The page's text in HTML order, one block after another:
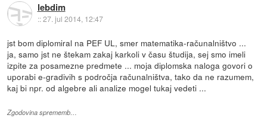
lebdim
::27. jul 2014, 12:47
jst bom diplomiral na PEF UL, smer matematika-računalništvo ...
ja, samo jst ne štekam zakaj karkoli v času študija, sej smo imeli
izpite za posamezne predmete ... moja diplomska naloga govori o
uporabi e-gradivih s področja računalništva, tako da ne razumem,
kaj bi npr. od algebre ali analize mogel tukaj vedeti ...
Zgodovina sprememb…